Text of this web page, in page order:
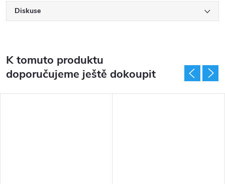
Diskuse
K tomuto produktu
doporučujeme ještě dokoupit